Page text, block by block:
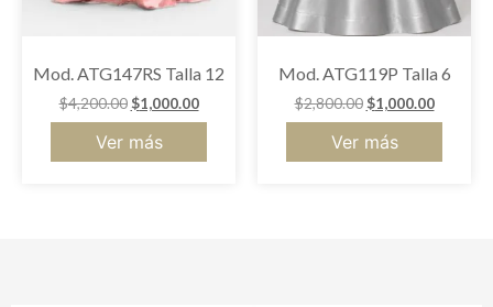
Mod. ATG147RS Talla 12
$4,200.00 $1,000.00
Ver más
Mod. ATG119P Talla 6
$2,800.00 $1,000.00
Ver más